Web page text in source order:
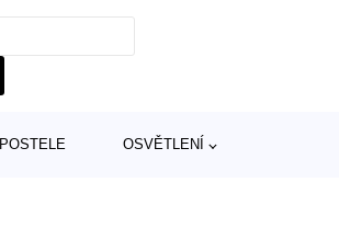
POSTELE OSVĚTLENÍ